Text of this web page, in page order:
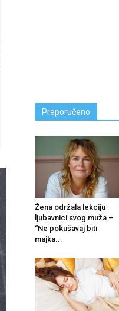
Preporučeno
Žena održala lekciju
ljubavnici svog muža –
“Ne pokušavaj biti
majka...